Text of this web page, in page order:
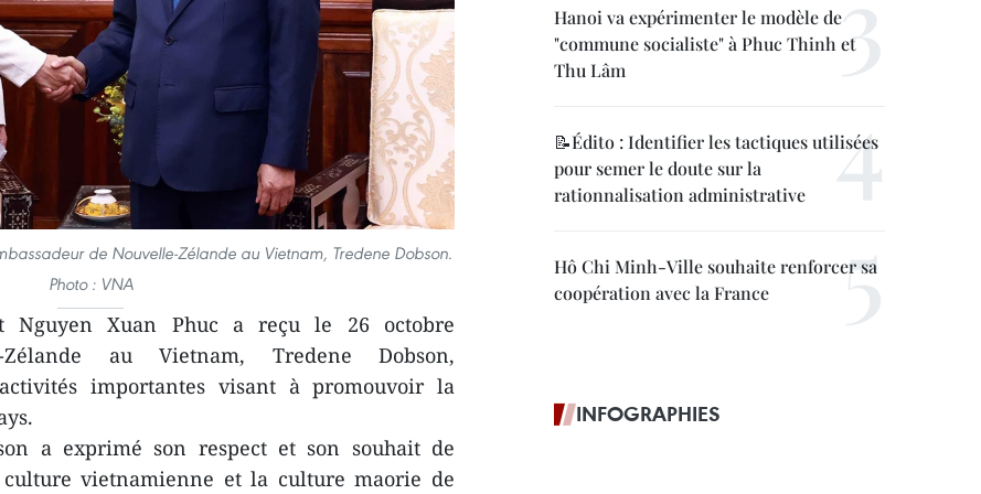
de Nouvelle-Zélande au Vietnam, Tredene Dobson.
Photo : VNA
Nguyen Xuan Phuc a reçu le 26 octobre
Zélande au Vietnam, Tredene Dobson,
importantes visant à promouvoir la
a exprimé son respect et son souhait de
culture vietnamienne et la culture maorie de
Hanoi va expérimenter le modèle de
"commune socialiste" à Phuc Thinh et
Thu Lâm
📝Édito : Identifier les tactiques utilisées
pour semer le doute sur la
rationnalisation administrative
Hô Chi Minh-Ville souhaite renforcer sa
coopération avec la France
INFOGRAPHIES